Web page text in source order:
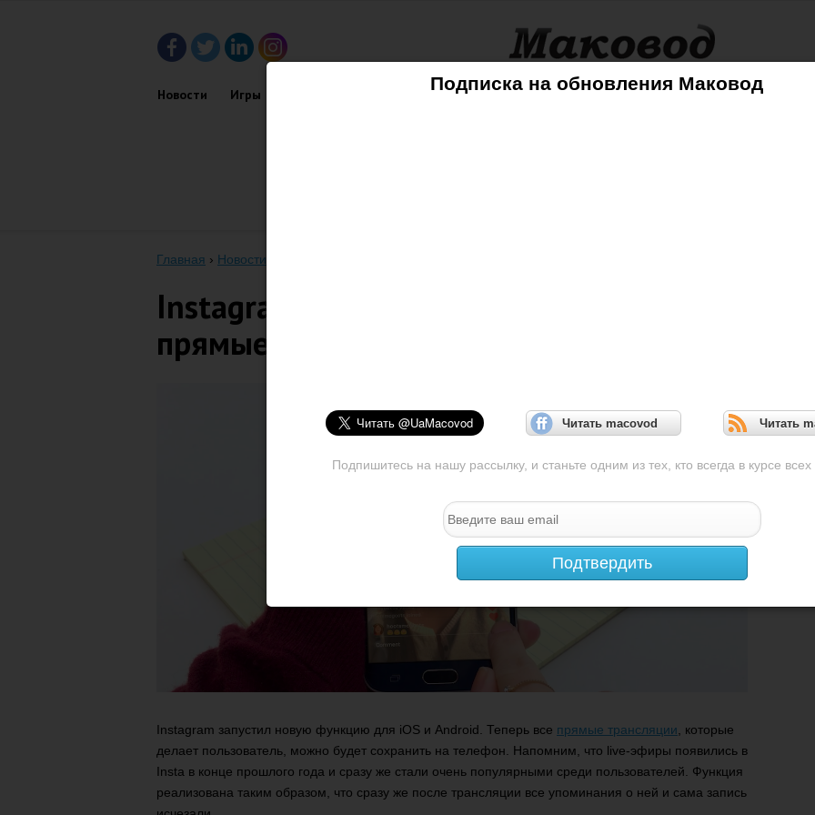
Подписка на обновления Маковод
Читать macovod Читать
Подпишитесь на нашу рассылку, и станьте одним из тех, кто всегда в курсе всех
Подтвердить
Новости Игры Советы Mac iPhone iPad iPod AppleTV
Главная › Новости
Instagram добавил новую опцию в
прямые эфиры
Instagram запустил новую функцию для iOS и Android. Теперь все прямые трансляции , которые
делает пользователь, можно будет сохранить на телефон. Напомним, что live-эфиры появились в
Insta в конце прошлого года и сразу же стали очень популярными среди пользователей. Функция
реализована таким образом, что сразу же после трансляции все упоминания о ней и сама запись